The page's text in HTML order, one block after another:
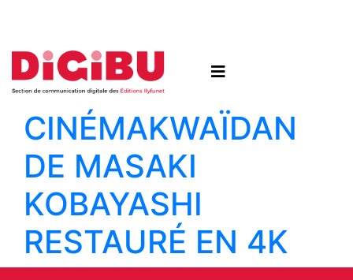
CINÉMAKWAÏDAN
DE MASAKI
KOBAYASHI
RESTAURÉ EN 4K